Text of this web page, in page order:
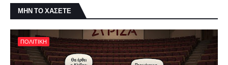
ΜΗΝ ΤΟ ΧΑΣΕΤΕ
ΠΟΛΙΤΙΚΗ